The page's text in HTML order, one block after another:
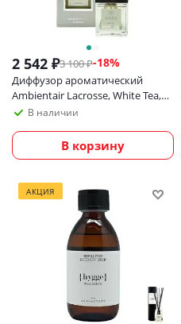
2 542 ₽3 100₽-18%
Диффузор ароматический
Ambientair Lacrosse, White Tea,
100 млВ наличии
В корзину
АКЦИЯ